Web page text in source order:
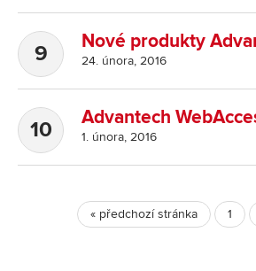
Nové produkty
24. února, 2016
Advantech
1. února, 2016
« předchozí stránka 1